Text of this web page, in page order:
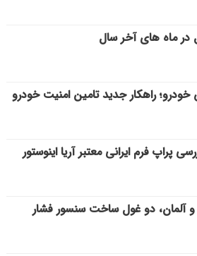
ماه های آخر سال
راهکار جدید تامین امنیت خودرو
پراپ فرم ایرانی معتبر آریا اینوستور
و آلمان، دو غول ساخت سنسور فشار